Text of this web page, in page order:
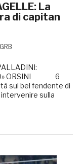
La
di capitan
ORSINI 6
sul bel fendente di
sulla